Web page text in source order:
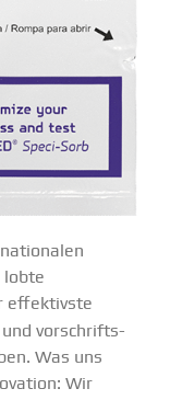
lobte
effek­tivste
und vorschrifts­
Was uns
Wir